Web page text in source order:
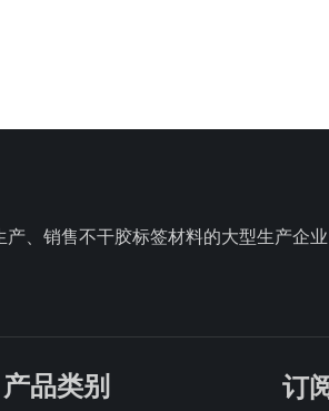
、销售不干胶标签材料的大型生产企业
产品类别 订